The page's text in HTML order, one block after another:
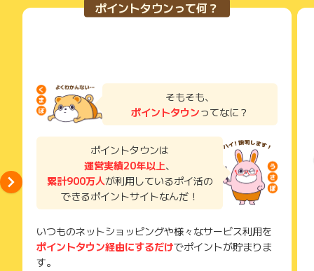
ポイントタウンって何？
そもそも、
ポイントタウンってなに？
ポイントタウンは
運営実績20年以上、
累計900万人が利用しているポイ活の
できるポイントサイトなんだ！
いつものネットショッピングや様々なサービス利用を
ポイントタウン経由にするだけでポイントが貯まりま
す。